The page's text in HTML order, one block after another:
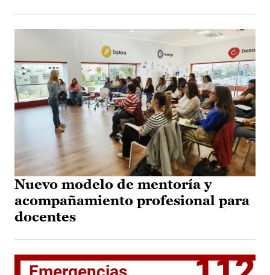
Nuevo modelo de mentoría y
acompañamiento profesional para
docentes